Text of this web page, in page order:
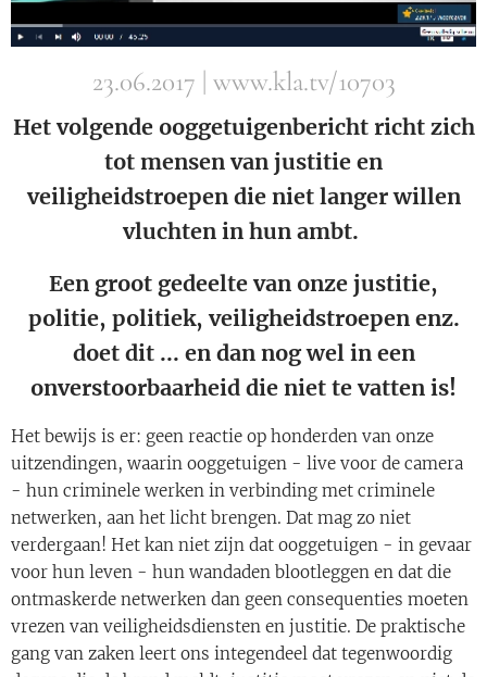
23.06.2017 | www.kla.tv/10703
Het volgende ooggetuigenbericht richt zich
tot mensen van justitie en
veiligheidstroepen die niet langer willen
vluchten in hun ambt.
Een groot gedeelte van onze justitie,
politie, politiek, veiligheidstroepen enz.
doet dit ... en dan nog wel in een
onverstoorbaarheid die niet te vatten is!
Het bewijs is er: geen reactie op honderden van onze
uitzendingen, waarin ooggetuigen - live voor de camera
- hun criminele werken in verbinding met criminele
netwerken, aan het licht brengen. Dat mag zo niet
verdergaan! Het kan niet zijn dat ooggetuigen - in gevaar
voor hun leven - hun wandaden blootleggen en dat die
ontmaskerde netwerken dan geen consequenties moeten
vrezen van veiligheidsdiensten en justitie. De praktische
gang van zaken leert ons integendeel dat tegenwoordig